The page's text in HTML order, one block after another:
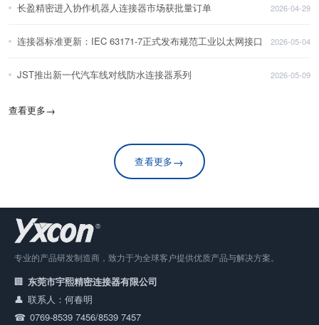
长盈精密进入协作机器人连接器市场获批量订单 2026-04-29
连接器标准更新：IEC 63171-7正式发布规范工业以太网接口 2026-05-04
JST推出新一代汽车线对线防水连接器系列 2026-05-09
查看更多→
查看更多→
专业的产品研发制造商，致力于为全球客户提供优质产品与解决方案。
东莞市宇熙精密连接器有限公司
联系人：何春明
0769-8539 7456/8539 7457